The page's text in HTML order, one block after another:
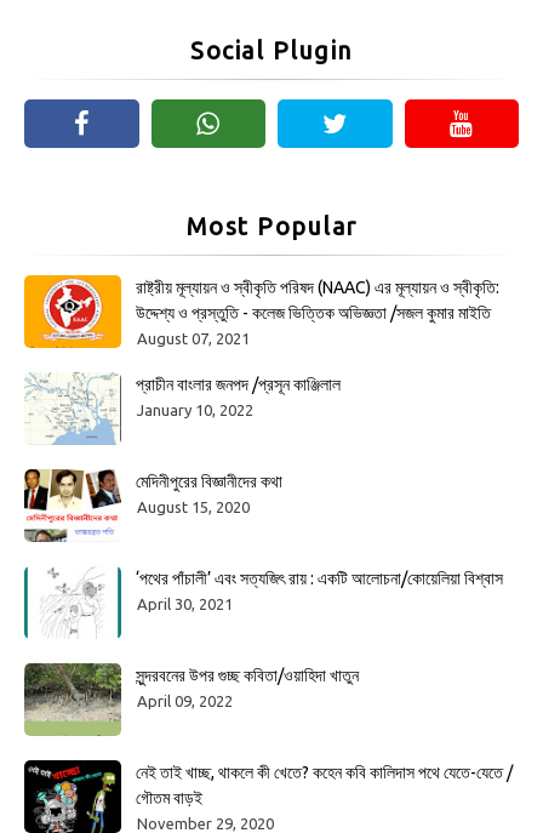
Social Plugin
Most Popular
রাষ্ট্রীয় মূল্যায়ন ও স্বীকৃতি পরিষদ (NAAC) এর মূল্যায়ন ও স্বীকৃতি:
উদ্দেশ্য ও প্রস্তুতি - কলেজ ভিত্তিক অভিজ্ঞতা /সজল কুমার মাইতি
August 07, 2021
প্রাচীন বাংলার জনপদ /প্রসূন কাঞ্জিলাল
January 10, 2022
মেদিনীপুরের বিজ্ঞানীদের কথা
August 15, 2020
‘পথের পাঁচালী’ এবং সত্যজিৎ রায় : একটি আলোচনা/কোয়েলিয়া বিশ্বাস
April 30, 2021
সুন্দরবনের উপর গুচ্ছ কবিতা/ওয়াহিদা খাতুন
April 09, 2022
নেই তাই খাচ্ছ, থাকলে কী খেতে? কহেন কবি কালিদাস পথে যেতে-যেতে /
গৌতম বাড়ই
November 29, 2020